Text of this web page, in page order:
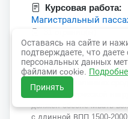
Курсовая работа:
Магистральный
1 Разработка летно-
проектируемому
аппарат предназначен
груза на авиалиниях
км) с коммерческой
должен обеспечивать
с длинной ВПП 1500-
Оставаясь на сайте и
подтверждаете, что
персональных данных
файлами cookie.
Принять